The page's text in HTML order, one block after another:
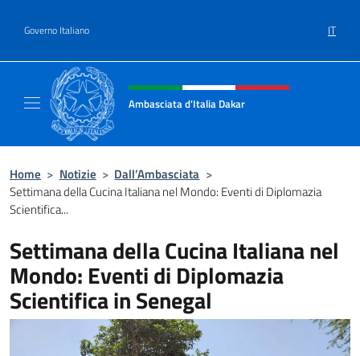
Governo Italiano IT
Intestazione sito, social e menù
Ambasciata d'Italia Dakar
Home > Notizie > Dall’Ambasciata >
Settimana della Cucina Italiana nel Mondo: Eventi di Diplomazia
Scientifica...
Settimana della Cucina Italiana nel
Mondo: Eventi di Diplomazia
Scientifica in Senegal